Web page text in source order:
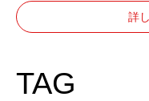
詳
TAG